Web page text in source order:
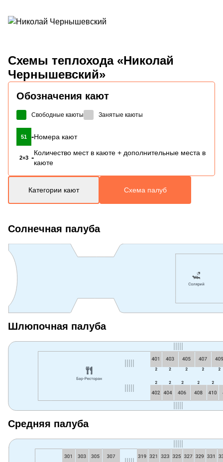
Схемы теплохода «Николай
Чернышевский»
Обозначения кают
Свободные каюты Занятые каюты
51 -Номера кают
2+3 -
Количество мест в каюте + дополнительные места в
каюте
Категории кают Схема палуб
Солнечная палуба
Шлюпочная палуба
Средняя палуба